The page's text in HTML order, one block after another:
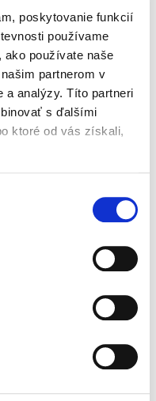
poskytovanie funkcií
používame
ako používate naše
partnerom v
a analýzy. Títo partneri
s ďalšími
ktoré od vás získali,
práva katastrof a
aspektom
Prvým
zodpovednosti
časťou je